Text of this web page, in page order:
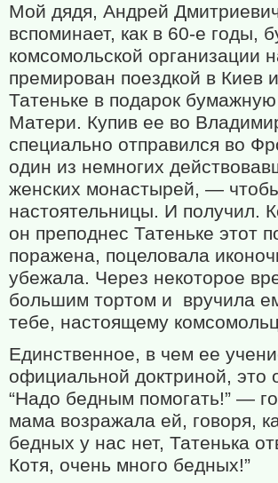
Мой дядя, Андрей
вспоминает, как в 60-е годы,
комсомольской организации
премирован поездкой в Киев
Татеньке в подарок
Матери. Купив ее во
специально отправился во
один из немногих
женских монастырей, —
настоятельницы. И получил.
он преподнес Татеньке этот
поражена, поцеловала
убежала. Через некоторое
большим тортом и вручила
тебе, настоящему
Единственное, в чем ее
официальной доктриной,
“Надо бедным помогать!” —
мама возражала ей, говоря,
бедных у нас нет, Татенька
Котя, очень много бедных!”